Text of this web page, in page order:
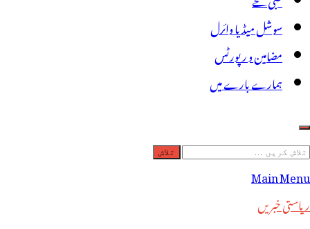
سوشل میڈیا وائرل
مضامین و رپورٹس
ہمارے بارے میں
تلاش
کریں
برائے:
Main Menu
ریاستی خبریں